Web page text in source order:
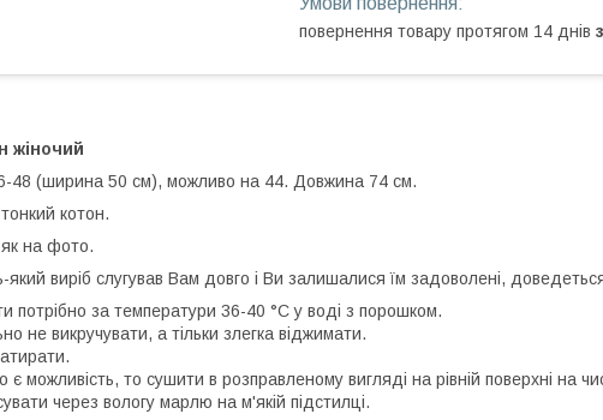
повернення товару протягом 14 днів
жіночий
48 (ширина 50 см), можливо на 44. Довжина 74 см.
котон.
на фото.
виріб слугував Вам довго і Ви залишалися їм задоволені,
потрібно за температури 36-40 °C у воді з порошком.
не викручувати, а тільки злегка віджимати.
є можливість, то сушити в розправленому вигляді на рівній поверхні на
через вологу марлю на м'якій підстилці.